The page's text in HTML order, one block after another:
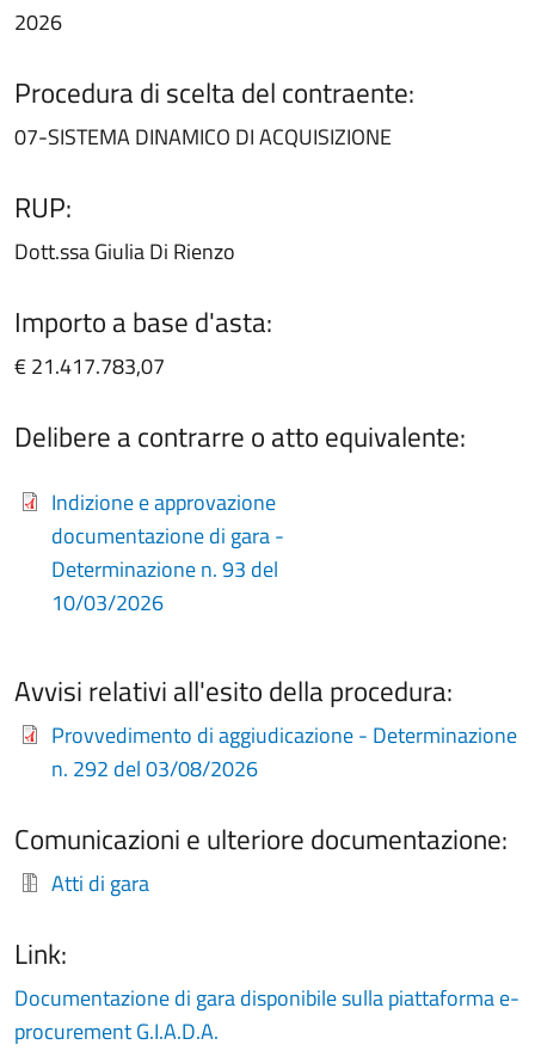
2026
Procedura di scelta del contraente:
07-SISTEMA DINAMICO DI ACQUISIZIONE
RUP:
Dott.ssa Giulia Di Rienzo
Importo a base d'asta:
€ 21.417.783,07
Delibere a contrarre o atto equivalente:
Indizione e approvazione
documentazione di gara -
Determinazione n. 93 del
10/03/2026
Avvisi relativi all'esito della procedura:
Provvedimento di aggiudicazione - Determinazione
n. 292 del 03/08/2026
Comunicazioni e ulteriore documentazione:
Atti di gara
Link:
Documentazione di gara disponibile sulla piattaforma e-
procurement G.I.A.D.A.